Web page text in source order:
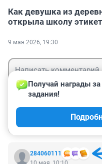
Как девушка из
открыла школу
9 мая 2026, 19:30
284060111
Получай награды
задания!